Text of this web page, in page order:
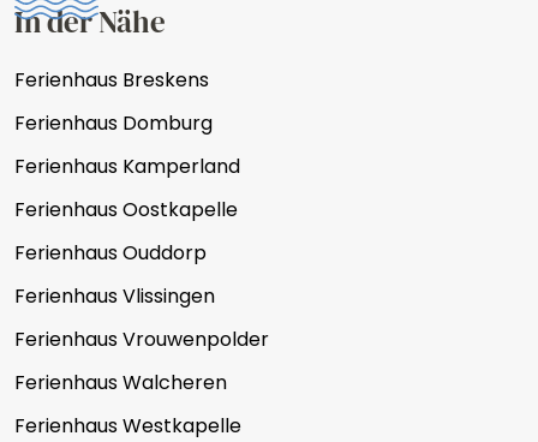
In der Nähe
Ferienhaus Breskens
Ferienhaus Domburg
Ferienhaus Kamperland
Ferienhaus Oostkapelle
Ferienhaus Ouddorp
Ferienhaus Vlissingen
Ferienhaus Vrouwenpolder
Ferienhaus Walcheren
Ferienhaus Westkapelle